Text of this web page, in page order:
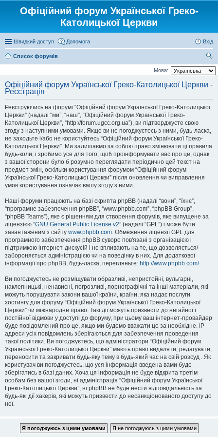
Офіційний форум Української Греко-
Католицької Церкви
Швидкий доступ Допомога Вхід
Список форумів
ош
Мова:
Офіційний форум Української Греко-Католицької Церкви -
Реєстрація
Реєструючись на форумі “Офіційний форум Української Греко-Католицької
Церкви” (надалі “ми”, “наш”, “Офіційний форум Української Греко-
Католицької Церкви”, “http://forum.ugcc.org.ua”), ви підтверджуєте свою
згоду з наступними умовами. Якщо ви не погоджуєтесь з ними, будь-ласка,
не заходьте і/або не користуйтесь “Офіційний форум Української Греко-
Католицької Церкви”. Ми залишаємо за собою право змінювати ці правила
будь-коли, і зробимо усе для того, щоб проінформувати вас про це, однак
з вашої сторони було б розумно переглядати періодично цей текст на
предмет змін, оскільки користування форумом “Офіційний форум
Української Греко-Католицької Церкви” після оновлення чи виправлення
умов користування означає вашу згоду з ними.
Наші форуми працюють на базі скрипта phpBB (надалі “вони”, “їхнє”,
“програмне забезпечення phpBB”, “www.phpbb.com”, “phpBB Group”,
“phpBB Teams”), яке є рішенням для створення форумів, яке випущене за
ліцензією “GNU General Public License v2” (надалі “GPL”) і може бути
завантаженим з сайту www.phpbb.com. Обмеження ліцензії GPL для
програмного забезпечення phpBB суворо пов'язані з організацією і
підтримкою інтернет-дискусій і не впливають на те, що дозволяється/
забороняється адміністрацією чи на поведінку в них. Для додаткової
інформації про phpBB, будь-ласка, перегляньте: http://www.phpbb.com/.
Ви погоджуєтесь не розміщувати образливі, непристойні, вульгарні,
наклепницькі, ненависні, погрозливі, порнографічні та інші матеріали, які
можуть порушувати закони вашої країни, країни, яка надає послуги
хостингу для форуму “Офіційний форум Української Греко-Католицької
Церкви” чи міжнародне право. Такі дії можуть призвести до негайної і
постійної відмови у доступі до форуму, при цьому ваш інтернет-провайдер
буде повідомлений про це, якщо ми будемо вважати це за необхідне. IP-
адреси усіх повідомлень зберігаються для забезпечення проведення
такої політики. Ви погоджуєтесь, що адміністратори “Офіційний форум
Української Греко-Католицької Церкви” мають право видаляти, редагувати,
переносити та закривати будь-яку тему в будь-який час на свій розсуд . Як
користувач ви погоджуєтесь, що уся інформація введена вами буде
зберігатись в базі даних. Хоча ця інформація не буде відкрита третім
особам без вашої згоди, ні адміністрація “Офіційний форум Української
Греко-Католицької Церкви”, ні phpBB не буде нести відповідальність за
будь-які дії хакерів, які можуть призвести до несанкціонованого доступу до
неї.